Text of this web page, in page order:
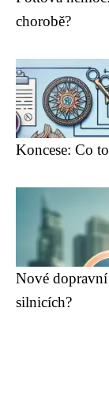
chorobě?
Koncese: Co
Nové dopravní
silnicích?